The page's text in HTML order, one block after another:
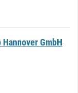
GmbH